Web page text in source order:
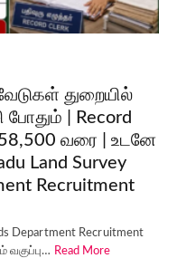
துறையில்
போதும் | Record
வரை | உடனே
Land Survey
Recruitment
Department Recruitment
வகுப்பு… Read More